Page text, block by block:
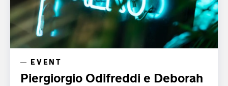
EVENT
Piergiorgio Odifreddi e Deborah